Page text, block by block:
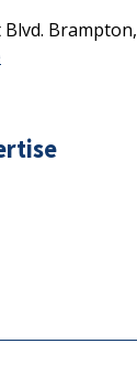
Brampton,